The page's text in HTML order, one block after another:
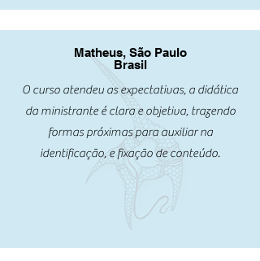
Matheus, São Paulo
Brasil
O curso atendeu as expectativas, a didática
da ministrante é clara e objetiva, trazendo
formas próximas para auxiliar na
identificação, e fixação de conteúdo.